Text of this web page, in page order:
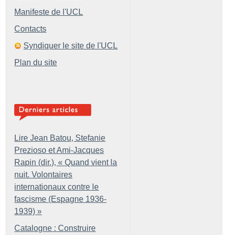
Manifeste de l'UCL
Contacts
Syndiquer le site de l'UCL
Plan du site
Lire Jean Batou, Stefanie
Prezioso et Ami-Jacques
Rapin (dir.), « Quand vient la
nuit. Volontaires
internationaux contre le
fascisme (Espagne 1936-
1939) »
Catalogne : Construire